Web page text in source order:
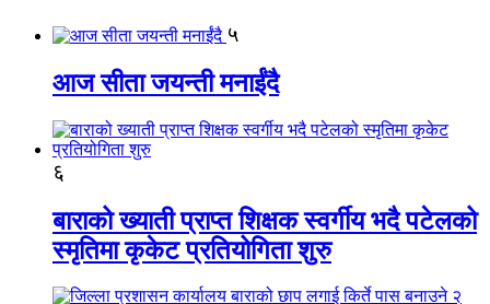
५
आज सीता जयन्ती मनाईंदै
६
बाराको ख्याती प्राप्त शिक्षक स्वर्गीय भदै पटेलको
स्मृतिमा कृकेट प्रतियोगिता शुरु